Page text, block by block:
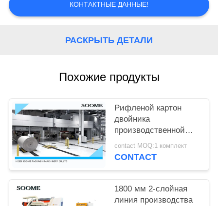
КАРТА
УЕДИНЕНИЯ
КОНТАКТНЫЕ ДАННЫЕ!
РАСКРЫТЬ ДЕТАЛИ
Похожие продукты
Рифленой картон
двойника
производственной
линии картона
коробки
линией рифленый
contact MOQ:1 комплект
CONTACT
1800 мм 2-слойная
линия производства